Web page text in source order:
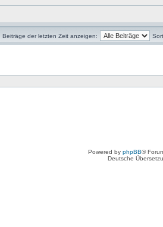
Beiträge der letzten Zeit anzeigen:
Powered by phpBB®
Deutsche